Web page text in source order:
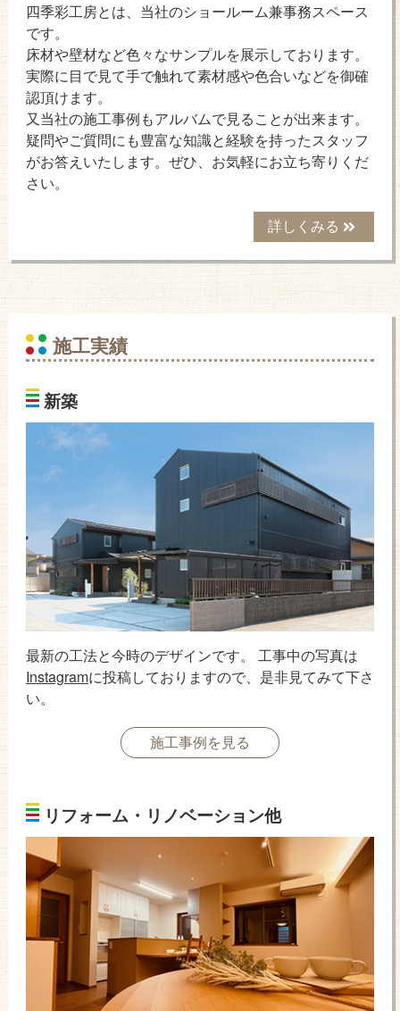
四季彩工房とは、当社のショールーム兼事務スペース
です。
床材や壁材など色々なサンプルを展示しております。
実際に目で見て手で触れて素材感や色合いなどを御確
認頂けます。
又当社の施工事例もアルバムで見ることが出来ます。
疑問やご質問にも豊富な知識と経験を持ったスタッフ
がお答えいたします。ぜひ、お気軽にお立ち寄りくだ
さい。
詳しくみる
施工実績
新築
最新の工法と今時のデザインです。 工事中の写真は
Instagramに投稿しておりますので、是非見てみて下さ
い。
施工事例を見る
リフォーム・リノベーション他